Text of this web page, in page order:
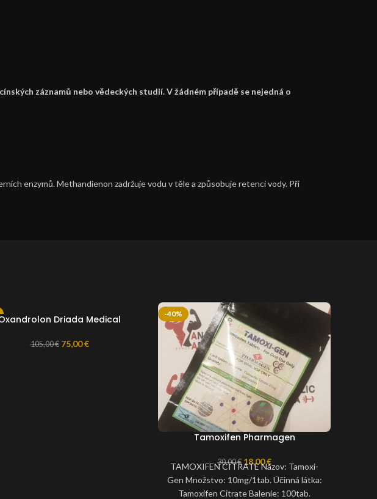
záznamů nebo vědeckých studií. V žádném případě se nejedná o
enzymů. Methandienon zadržuje vodu v těle a způsobuje retenci vody. Při
Driada Medical
105,00€ 75,00€
-40%
Tamoxifen Pharmagen
30,00€ 18,00€
TAMOXIFEN CITRATE Názov: Tamoxi-
Gen Množstvo: 10mg/1tab. Účinná látka:
Tamoxifen Citrate Balenie: 100tab.